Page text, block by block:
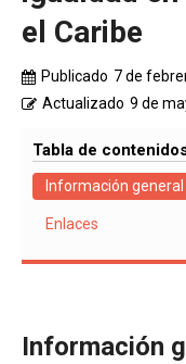
el Caribe
Publicado 7 de
Actualizado 9 de
Tabla de
Información general
Enlaces
Información